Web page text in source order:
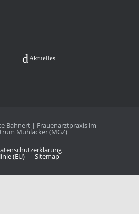
Aktu­el­les
Bahnert | Frauenarztpraxis im
Mühlacker (MGZ)
(EU) Site­map